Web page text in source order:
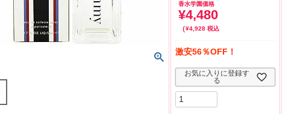
香水学園価格
¥4,480
¥4,928 税込
激安56％OFF！
お気に入りに登録す
る